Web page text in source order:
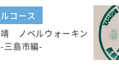
コース
靖 ノベルウォーキン
島市編-